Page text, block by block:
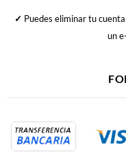
✓ Puedes eliminar tu
un